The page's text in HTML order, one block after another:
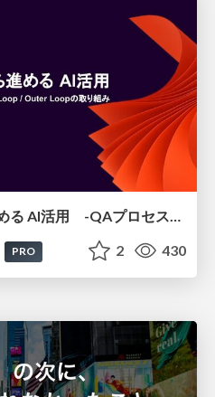
QAと開発の両側から進める AI活用 -QAプロセスAI支援ツールキットと Inner Loop / Outer Loopの取り組み-
PRO 2 430